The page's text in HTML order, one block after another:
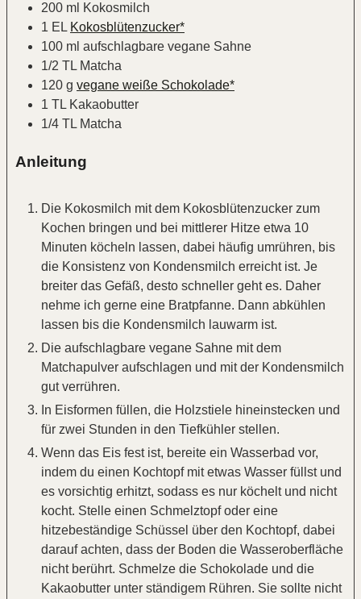
200 ml Kokosmilch
1 EL Kokosblütenzucker*
100 ml aufschlagbare vegane Sahne
1/2 TL Matcha
120 g vegane weiße Schokolade*
1 TL Kakaobutter
1/4 TL Matcha
Anleitung
Die Kokosmilch mit dem Kokosblütenzucker zum
Kochen bringen und bei mittlerer Hitze etwa 10
Minuten köcheln lassen, dabei häufig umrühren, bis
die Konsistenz von Kondensmilch erreicht ist. Je
breiter das Gefäß, desto schneller geht es. Daher
nehme ich gerne eine Bratpfanne. Dann abkühlen
lassen bis die Kondensmilch lauwarm ist.
Die aufschlagbare vegane Sahne mit dem
Matchapulver aufschlagen und mit der Kondensmilch
gut verrühren.
In Eisformen füllen, die Holzstiele hineinstecken und
für zwei Stunden in den Tiefkühler stellen.
Wenn das Eis fest ist, bereite ein Wasserbad vor,
indem du einen Kochtopf mit etwas Wasser füllst und
es vorsichtig erhitzt, sodass es nur köchelt und nicht
kocht. Stelle einen Schmelztopf oder eine
hitzebeständige Schüssel über den Kochtopf, dabei
darauf achten, dass der Boden die Wasseroberfläche
nicht berührt. Schmelze die Schokolade und die
Kakaobutter unter ständigem Rühren. Sie sollte nicht